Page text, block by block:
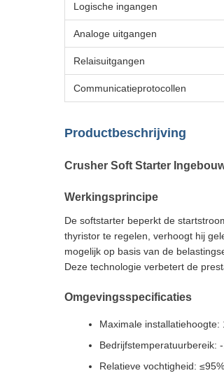
Logische ingangen
Analoge uitgangen
Relaisuitgangen
Communicatieprotocollen
Productbeschrijving
Crusher Soft Starter
Werkingsprincipe
De softstarter beperkt de
thyristor te regelen, verhoogt hij
mogelijk op basis van de
Deze technologie verbetert de
Omgevingsspecificaties
Maximale
Relatieve vochtigheid: